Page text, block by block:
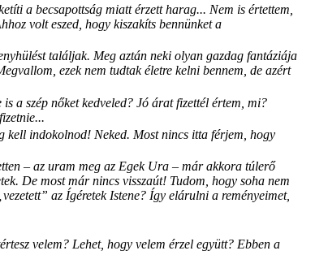
a becsapottság miatt érzett harag... Nem is értettem,
volt eszed, hogy kiszakíts bennünket a
találjak. Meg aztán neki olyan gazdag fantáziája
ezek nem tudtak életre kelni bennem, de azért
a szép nőket kedveled? Jó árat fizettél értem, mi?
kell indokolnod! Neked. Most nincs itta férjem, hogy
– az uram meg az Egek Ura – már akkora túlerő
De most már nincs visszaút! Tudom, hogy soha nem
az Ígéretek Istene? Így elárulni a reményeimet,
velem? Lehet, hogy velem érzel együtt? Ebben a